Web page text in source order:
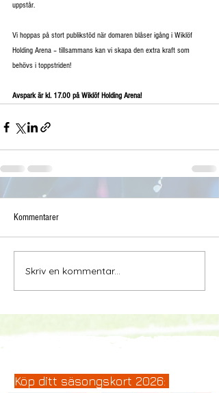
uppstår.
Vi hoppas på stort publikstöd när domaren blåser igång i Wiklöf
Holding Arena – tillsammans kan vi skapa den extra kraft som
behövs i toppstriden!
Avspark är kl. 17.00 på Wiklöf Holding Arena!
Kommentarer
Skriv en kommentar...
Köp ditt säsongskort 2026: